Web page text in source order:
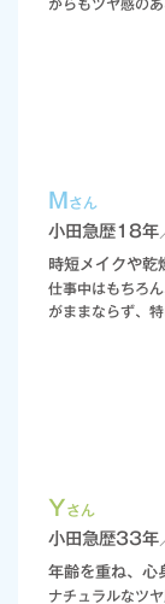
がらもツヤ感の
M さん
小田急歴18年
時短メイクや乾
仕事中はもちろ
がままならず、
Yさん
小田急歴33年
年齢を重ね、心
ナチュラルなツ